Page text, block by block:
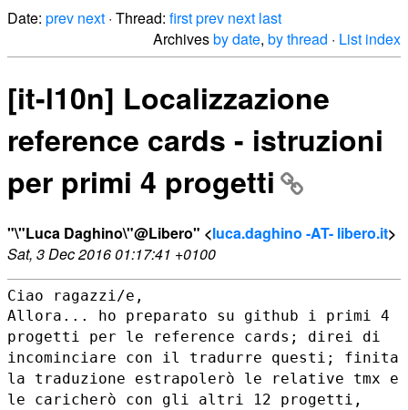
Date: prev next · Thread: firstprev next last
Archivesby date, by thread · List index
[it-l10n] Localizzazione
reference cards - istruzioni
per primi 4 progetti
"\"Luca Daghino\"@Libero" <luca.daghino -AT- libero.it>
Sat, 3 Dec 2016 01:17:41 +0100
Allora... ho preparato su github i primi 4
progetti per le reference cards; direi di
incominciare con il tradurre questi; finita
la traduzione estrapolerò le relative tmx e
le caricherò con gli altri 12 progetti,